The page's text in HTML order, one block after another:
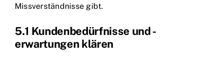
Missverständnisse gibt.
5.1 Kundenbedürfnisse und -
erwartungen klären